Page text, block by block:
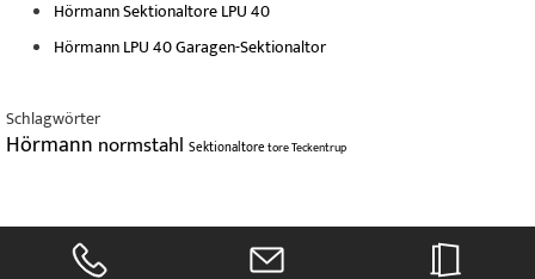
Hörmann Sektionaltore LPU 40
Hörmann LPU 40 Garagen-Sektionaltor
Schlagwörter
Hörmann normstahl SektionaltoretoreTeckentrup